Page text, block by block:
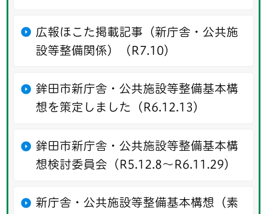
広報ほこた掲載記事（新庁舎・公共施
設等整備関係）（R7.10）
鉾田市新庁舎・公共施設等整備基本構
想を策定しました（R6.12.13）
鉾田市新庁舎・公共施設等整備基本構
想検討委員会（R5.12.8～R6.11.29）
新庁舎・公共施設等整備基本構想（素